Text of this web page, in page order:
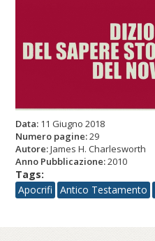
Data: 11 Giugno 2018
Numero pagine:29
Autore:James H. Charlesworth
Anno Pubblicazione:2010
Tags:
Apocrifi
Antico Testamento